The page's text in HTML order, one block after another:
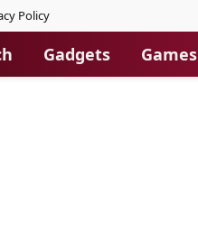
Policy
Gadgets Games